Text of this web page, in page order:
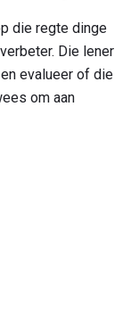
die regte dinge
Die lener
evalueer of die
om aan